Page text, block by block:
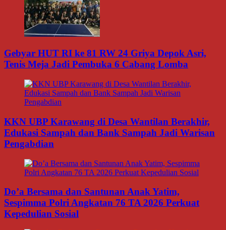
Gebyar HUT RI ke 81 RW 24 Griya Depok Asri,
Tenis Meja Jadi Pembuka 6 Cabang Lomba
KKN UBP Karawang di Desa Wantilan Berakhir,
Edukasi Sampah dan Bank Sampah Jadi Warisan
Pengabdian
Do’a Bersama dan Santunan Anak Yatim,
Sespimma Polri Angkatan 76 TA 2026 Perkuat
Kepedulian Sosial